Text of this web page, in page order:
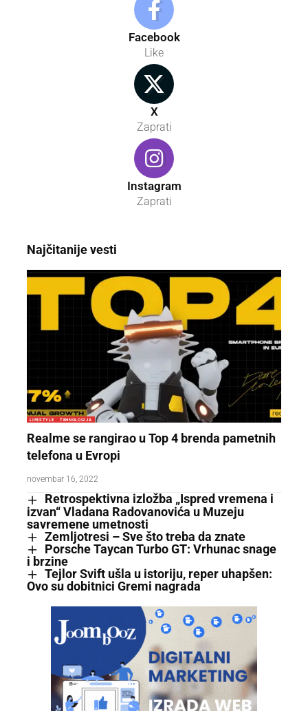
Facebook
Like
X
Zaprati
Instagram
Zaprati
Najčitanije vesti
LIFESTYLE TEHNOLOGIJA
Realme se rangirao u Top 4 brenda pametnih
telefona u Evropi
novembar 16, 2022
Retrospektivna izložba „Ispred vremena i
izvan“ Vladana Radovanovića u Muzeju
savremene umetnosti
Zemljotresi – Sve što treba da znate
Porsche Taycan Turbo GT: Vrhunac snage
i brzine
Tejlor Svift ušla u istoriju, reper uhapšen:
Ovo su dobitnici Gremi nagrada